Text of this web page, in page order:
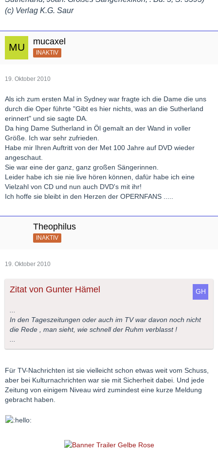
(c) Verlag K.G. Saur
mucaxel
INAKTIV
19. Oktober 2010
Als ich zum ersten Mal in Sydney war fragte ich die Dame die uns
durch die Oper führte "Gibt es hier nichts, was an die Sutherland
erinnert" und sie sagte DA.
Da hing Dame Sutherland in Öl gemalt an der Wand in voller
Größe. Ich war sehr zufrieden.
Habe mir Ihren Auftritt von der Met 100 Jahre auf DVD wieder
angeschaut.
Sie war eine der ganz, ganz großen Sängerinnen.
Leider habe ich sie nie live hören können, dafür habe ich eine
Vielzahl von CD und nun auch DVD's mit ihr!
Ich hoffe sie bleibt in den Herzen der OPERNFANS .....
Theophilus
INAKTIV
19. Oktober 2010
Zitat von Gunter Hämel
...
In den Tageszeitungen oder auch im TV war davon noch nicht
die Rede , man sieht, wie schnell der Ruhm verblasst !
...
Für TV-Nachrichten ist sie vielleicht schon etwas weit vom Schuss,
aber bei Kulturnachrichten war sie mit Sicherheit dabei. Und jede
Zeitung von einigem Niveau wird zumindest eine kurze Meldung
gebracht haben.